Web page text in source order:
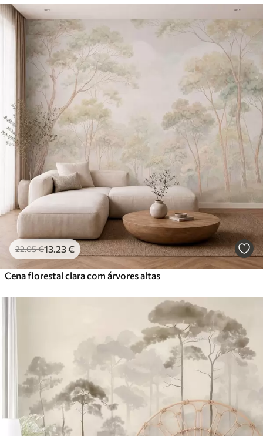
22.05€13.23€
Cena florestal clara com árvores altas